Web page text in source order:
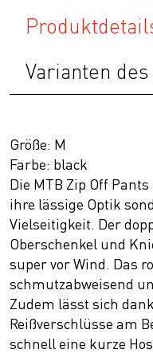
Varianten
Größe: M
Farbe: black
Die MTB Zip Off
ihre lässige Optik
Vielseitigkeit. Der
Oberschenkel und
super vor Wind. Das
schmutzabweisend
Zudem lässt sich
Reißverschlüsse am
schnell eine kurze